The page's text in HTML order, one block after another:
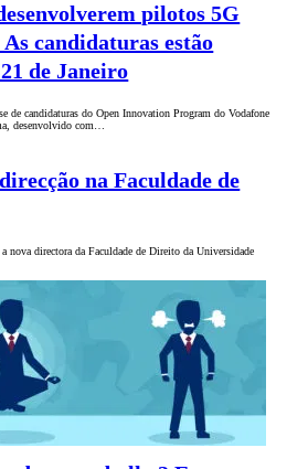
pilotos 5G
candidaturas estão
de Janeiro
de candidaturas do Open Innovation Program do Vodafone
desenvolvido com…
na Faculdade de
nova directora da Faculdade de Direito da Universidade